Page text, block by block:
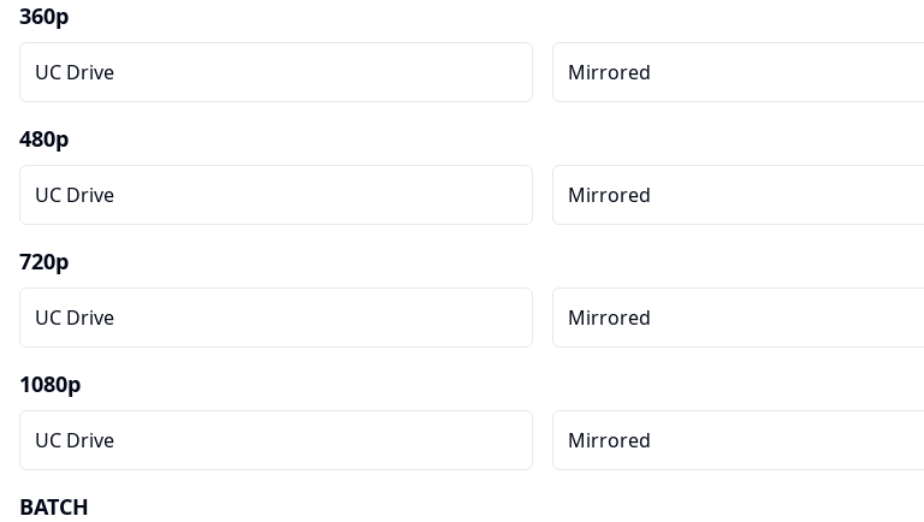
360p
UC Drive Mirrored
480p
UC Drive Mirrored
720p
UC Drive Mirrored
1080p
UC Drive Mirrored
BATCH